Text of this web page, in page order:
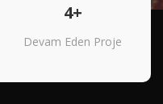
4+
Devam Eden Proje